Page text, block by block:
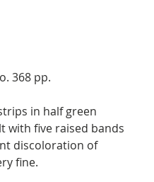
368 pp.
in half green
with five raised bands
discoloration of
fine.